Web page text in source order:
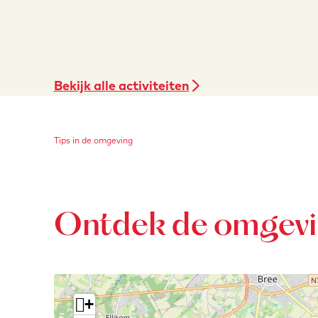
Bekijk alle activiteiten
Ontdek de
Tips in de omgeving
+